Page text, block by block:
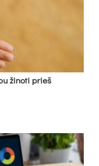
žinoti prieš